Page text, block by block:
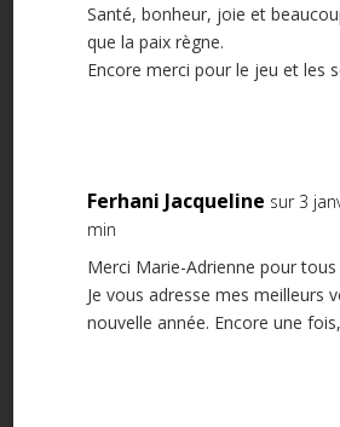
Santé, bonheur, joie et
que la paix règne.
Encore merci pour le jeu et les
Ferhani Jacqueline sur 3
min
Merci Marie-Adrienne pour
Je vous adresse mes meilleurs
nouvelle année. Encore une